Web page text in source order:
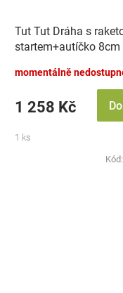
Tut Tut Dráha s
startem+autíčko 8cm
v
momentálně
1 258 Kč
1 ks
Kód: